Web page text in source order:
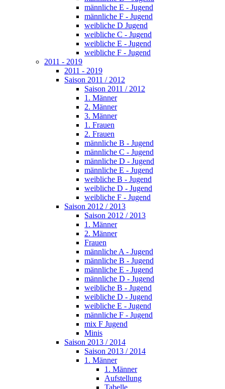
männliche E - Jugend
männliche F - Jugend
weibliche D Jugend
weibliche C - Jugend
weibliche E - Jugend
weibliche F - Jugend
2011 - 2019
2011 - 2019
Saison 2011 / 2012
Saison 2011 / 2012
1. Männer
2. Männer
3. Männer
1. Frauen
2. Frauen
männliche B - Jugend
männliche C - Jugend
männliche D - Jugend
männliche E - Jugend
weibliche B - Jugend
weibliche D - Jugend
weibliche F - Jugend
Saison 2012 / 2013
Saison 2012 / 2013
1. Männer
2. Männer
Frauen
männliche A - Jugend
männliche B - Jugend
männliche E - Jugend
männliche D - Jugend
weibliche B - Jugend
weibliche D - Jugend
weibliche E - Jugend
männliche F - Jugend
mix F Jugend
Minis
Saison 2013 / 2014
Saison 2013 / 2014
1. Männer
1. Männer
Aufstellung